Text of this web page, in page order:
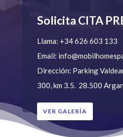
Solicita CITA
Llama: +34 626 603 133
Email:
Dirección: Parking
300, km 3.5. 28.500
VER GALERÍA